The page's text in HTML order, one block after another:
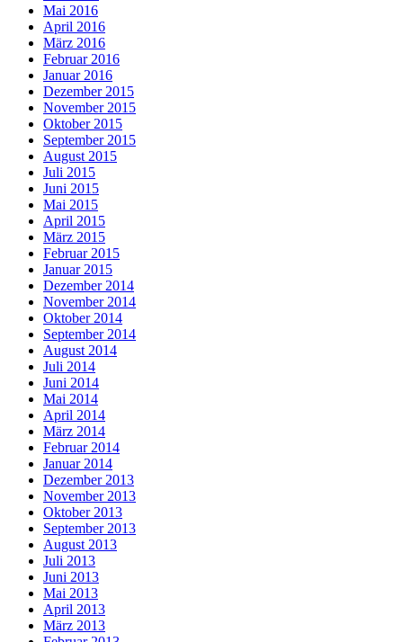
Mai 2016
April 2016
März 2016
Februar 2016
Januar 2016
Dezember 2015
November 2015
Oktober 2015
September 2015
August 2015
Juli 2015
Juni 2015
Mai 2015
April 2015
März 2015
Februar 2015
Januar 2015
Dezember 2014
November 2014
Oktober 2014
September 2014
August 2014
Juli 2014
Juni 2014
Mai 2014
April 2014
März 2014
Februar 2014
Januar 2014
Dezember 2013
November 2013
Oktober 2013
September 2013
August 2013
Juli 2013
Juni 2013
Mai 2013
April 2013
März 2013